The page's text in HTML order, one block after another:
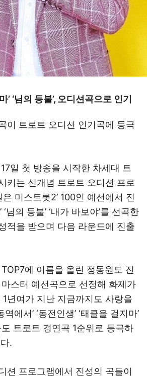
’ ‘님의 등불’, 오디션곡으로 인기
이 트로트 오디션 인기곡에 등극
일 첫 방송을 시작한 차세대 트
키는 신개념 트로트 오디션 프로
은 미스트롯2’ 100인 예선에서 진
‘님의 등불’ ‘내가 바보야’를 선곡한
적을 받으며 다음 라운드에 진출
TOP7에 이름을 올린 정동원도 진
마스터 예선곡으로 선정해 화제가
년여가 지난 지금까지도 사랑을
에서’ ‘동전인생’ ‘태클을 걸지마’
도 트로트 경연곡 1순위로 등극하
.
션 프로그램에서 진성의 곡들이